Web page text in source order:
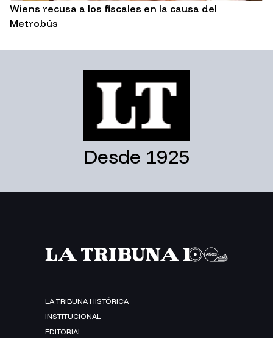
Wiens recusa a los fiscales en la causa del
Metrobús
Desde 1925
LA TRIBUNA HISTÓRICA
INSTITUCIONAL
EDITORIAL